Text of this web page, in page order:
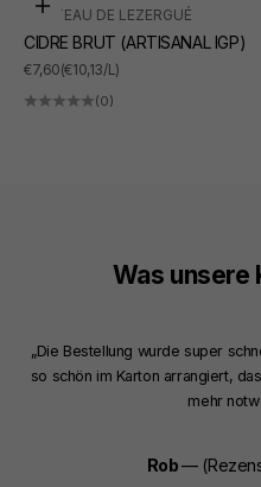
In den Warenkorb
CHÂTEAU DE LEZERGUÉ
CIDRE BRUT (ARTISANAL IGP)
ANGEBOT
€7,60(€10,13/L)
(0)
Was unsere
„Die Bestellung wurde super
so schön im Karton arrangiert,
mehr
Rob—